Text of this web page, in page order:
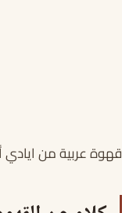
قهوة عربية من